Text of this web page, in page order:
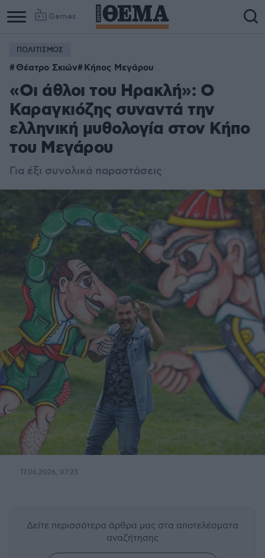
Games
ΠΟΛΙΤΙΣΜΟΣ
Θέατρο Σκιών Κήπος Μεγάρου
«Οι άθλοι του Ηρακλή»: Ο
Καραγκιόζης συναντά την
ελληνική μυθολογία στον Κήπο
του Μεγάρου
Για έξι συνολικά παραστάσεις
17.06.2026, 07:23
Δείτε περισσότερα άρθρα μας στα αποτελέσματα
αναζήτησης